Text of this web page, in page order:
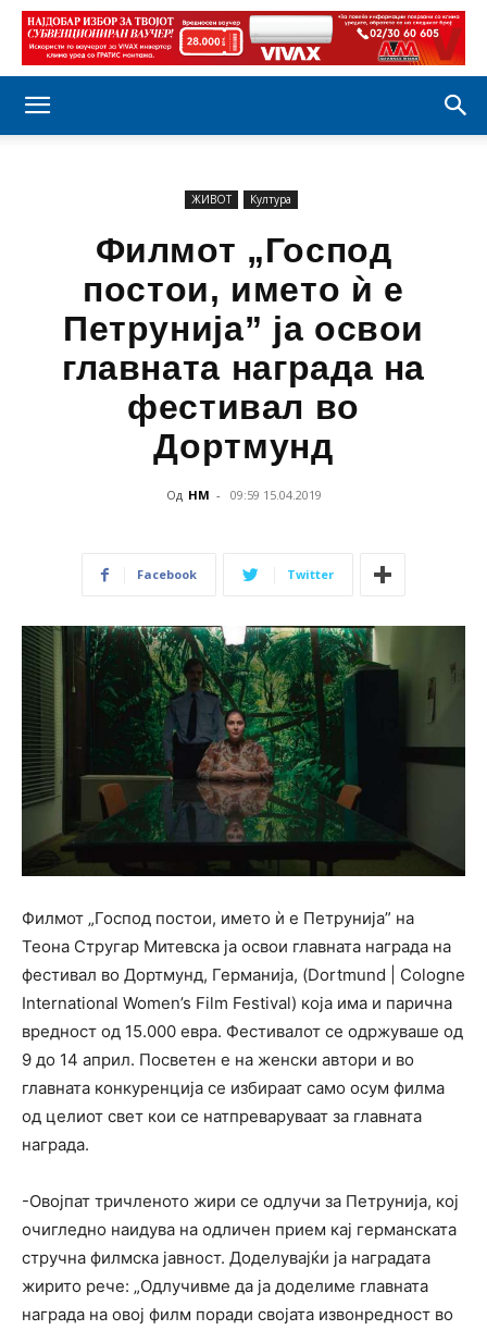
ЖИВОТ Култура
Филмот „Господ
постои, името ѝ е
Петрунија” ја освои
главната награда на
фестивал во
Дортмунд
Од НМ - 09:59 15.04.2019
Facebook Twitter
Филмот „Господ постои, името ѝ е Петрунија” на
Теона Стругар Митевска ја освои главната награда на
фестивал во Дортмунд, Германија, (Dortmund | Cologne
International Women’s Film Festival) која има и парична
вредност од 15.000 евра. Фестивалот се одржуваше од
9 до 14 април. Посветен е на женски автори и во
главната конкуренција се избираат само осум филма
од целиот свет кои се натпреваруваат за главната
награда.
-Овојпат тричленото жири се одлучи за Петрунија, кој
очигледно наидува на одличен прием кај германската
стручна филмска јавност. Доделувајќи ја наградата
жирито рече: „Oдлучивме да ја доделиме главната
награда на овој филм поради својата извонредност во